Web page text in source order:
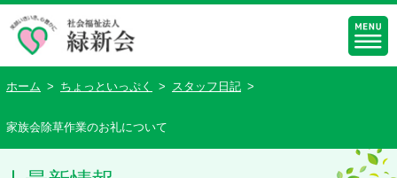
ホーム > ちょっといっぷく > スタッフ日記 >
家族会除草作業のお礼について